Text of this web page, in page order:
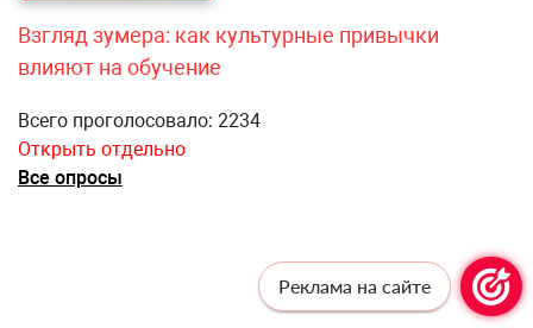
Взгляд зумера: как культурные привычки
влияют на обучение
Всего проголосовало: 2234
Открыть отдельно
Все опросы
Реклама на сайте